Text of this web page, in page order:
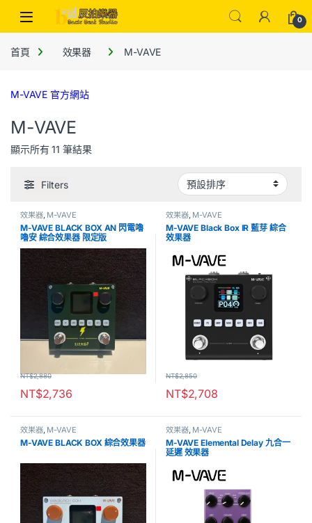
0
首頁 效果器 M-VAVE
M-VAVE 官方網站
M-VAVE
顯示所有 11 筆結果
Filters
效果器, M-VAVE
M-VAVE BLACK BOX AN 閃電嚕
嚕安 綜合效果器 限定版
NT$2,736
NT$2,880
效果器, M-VAVE
M-VAVE Black Box IR 藍芽 綜合
效果器
NT$2,708
NT$2,850
效果器, M-VAVE
M-VAVE BLACK BOX 綜合效果器
效果器, M-VAVE
M-VAVE Elemental Delay 九合一
延遲 效果器